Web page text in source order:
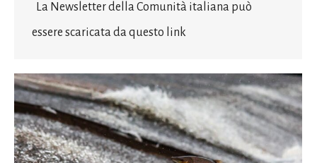
La Newsletter della Comunità italiana può
essere scaricata da questo link